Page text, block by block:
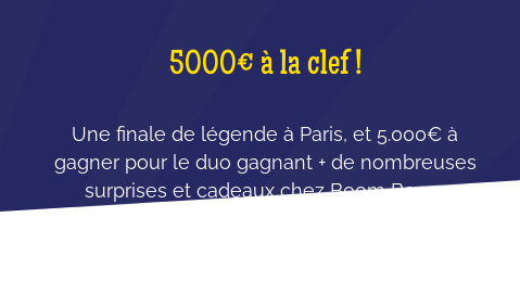
5000€ à la clef !
Une finale de légende à Paris, et 5.000€ à
gagner pour le duo gagnant + de nombreuses
surprises et cadeaux chez Boom Boom